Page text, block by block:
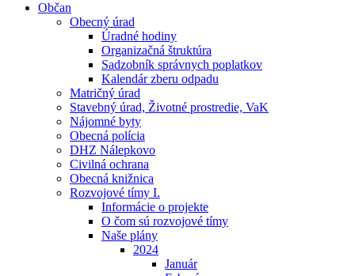
Občan
Obecný úrad
Úradné hodiny
Organizačná štruktúra
Sadzobník správnych poplatkov
Kalendár zberu odpadu
Matričný úrad
Stavebný úrad, Životné prostredie, VaK
Nájomné byty
Obecná polícia
DHZ Nálepkovo
Civilná ochrana
Obecná knižnica
Rozvojové tímy I.
Informácie o projekte
O čom sú rozvojové tímy
Naše plány
2024
Január